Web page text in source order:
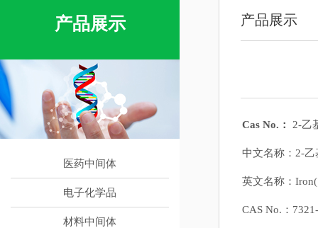
产品展示
医药中间体
电子化学品
材料中间体
产品展示
Cas No.： 2-乙
中文名称：2-乙
英文名称：
CAS No.：